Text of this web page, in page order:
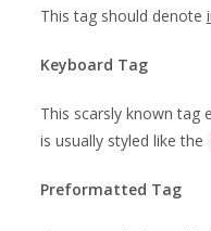
This tag should denote
Keyboard Tag
This scarsly known tag
is usually styled like the
Preformatted Tag